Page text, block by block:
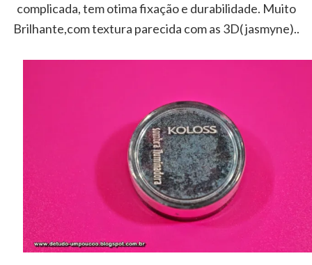
complicada, tem otima fixação e durabilidade. Muito
Brilhante,com textura parecida com as 3D( jasmyne)..